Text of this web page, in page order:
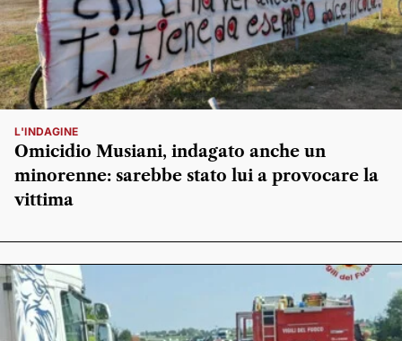
L'INDAGINE
Omicidio Musiani, indagato anche un
minorenne: sarebbe stato lui a provocare la
vittima